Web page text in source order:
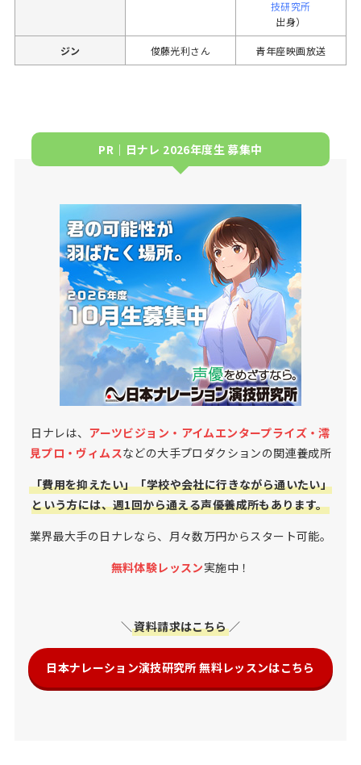
技研究所
出身）
ジン 俊藤光利さん 青年座映画放送
PR｜日ナレ 2026年度生 募集中
日ナレは、 アーツビジョン・アイムエンタープライズ・澪
見プロ・ヴィムスなどの大手プロダクションの関連養成所
「費用を抑えたい」「学校や会社に行きながら通いたい」
という方には、週1回から通える声優養成所もあります。
業界最大手の日ナレなら、月々数万円からスタート可能。
無料体験レッスン実施中！
＼資料請求はこちら／
日本ナレーション演技研究所 無料レッスンはこちら